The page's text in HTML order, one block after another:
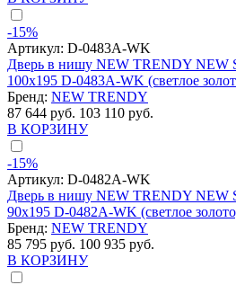
-15%
Артикул: D-0483A-WK
Дверь в нишу NEW TRENDY NEW
100x195 D-0483A-WK (светлое
Бренд: NEW TRENDY
87 644 руб. 103 110 руб.
В КОРЗИНУ
-15%
Артикул: D-0482A-WK
Дверь в нишу NEW TRENDY NEW
90x195 D-0482A-WK (светлое
Бренд: NEW TRENDY
85 795 руб. 100 935 руб.
В КОРЗИНУ